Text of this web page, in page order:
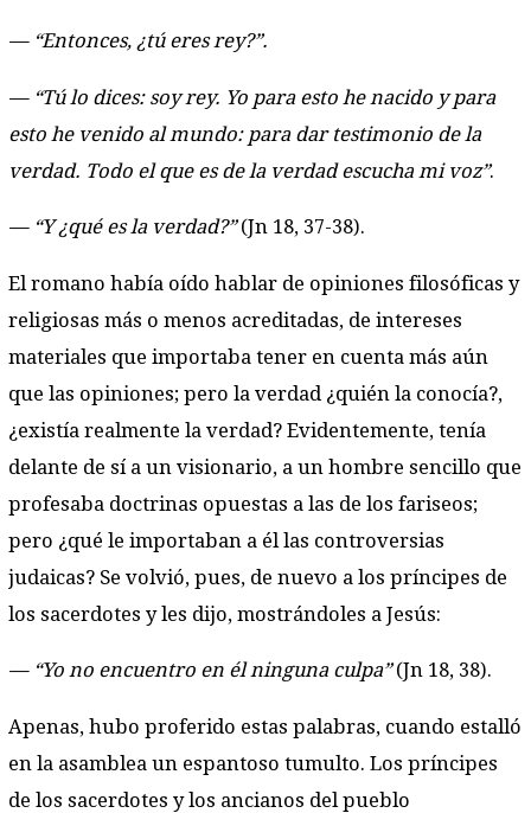
— “Entonces, ¿tú eres rey?”.
— “Tú lo dices: soy rey. Yo para esto he nacido y para
esto he venido al mundo: para dar testimonio de la
verdad. Todo el que es de la verdad escucha mi voz”.
— “Y ¿qué es la verdad?”(Jn 18, 37-38).
El romano había oído hablar de opiniones filosóficas y
religiosas más o menos acreditadas, de intereses
materiales que importaba tener en cuenta más aún
que las opiniones; pero la verdad ¿quién la conocía?,
¿existía realmente la verdad? Evidentemente, tenía
delante de sí a un visionario, a un hombre sencillo que
profesaba doctrinas opuestas a las de los fariseos;
pero ¿qué le importaban a él las controversias
judaicas? Se volvió, pues, de nuevo a los príncipes de
los sacerdotes y les dijo, mostrándoles a Jesús:
— “Yo no encuentro en él ninguna culpa”(Jn 18, 38).
Apenas, hubo proferido estas palabras, cuando estalló
en la asamblea un espantoso tumulto. Los príncipes
de los sacerdotes y los ancianos del pueblo